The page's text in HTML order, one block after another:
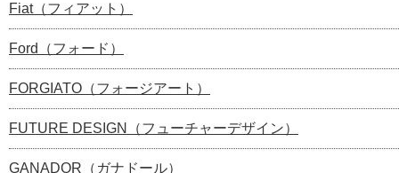
Fiat（フィアット）
Ford（フォード）
FORGIATO（フォージアート）
FUTURE DESIGN（フューチャーデザイン）
GANADOR（ガナドール）